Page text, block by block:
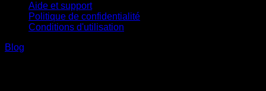
Aide et support
Politique de confidentialité
Conditions d'utilisation
Blog